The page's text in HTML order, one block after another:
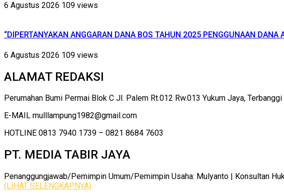
6 Agustus 2026 109 views
“DIPERTANYAKAN ANGGARAN DANA BOS TAHUN 2025 PENGGUNAAN
6 Agustus 2026 109 views
ALAMAT REDAKSI
Perumahan Bumi Permai Blok C Jl. Palem Rt.012 Rw.013 Yukum Jaya,
E-MAIL mulllampung1982@gmail.com
HOTLINE 0813 7940 1739 – 0821 8684 7603
PT. MEDIA TABIR JAYA
Penanggungjawab/Pemimpin Umum/Pemimpin Usaha: Mulyanto | Konsultan
(LIHAT SELENGKAPNYA)